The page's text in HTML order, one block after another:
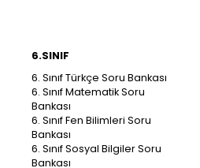
6.SINIF
6. Sınıf Türkçe Soru Bankası
6. Sınıf Matematik Soru
Bankası
6. Sınıf Fen Bilimleri Soru
Bankası
6. Sınıf Sosyal Bilgiler Soru
Bankası